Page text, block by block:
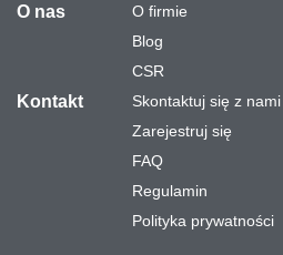
O nas
O firmie
Blog
CSR
Kontakt
Skontaktuj się z nami
Zarejestruj się
FAQ
Regulamin
Polityka prywatności